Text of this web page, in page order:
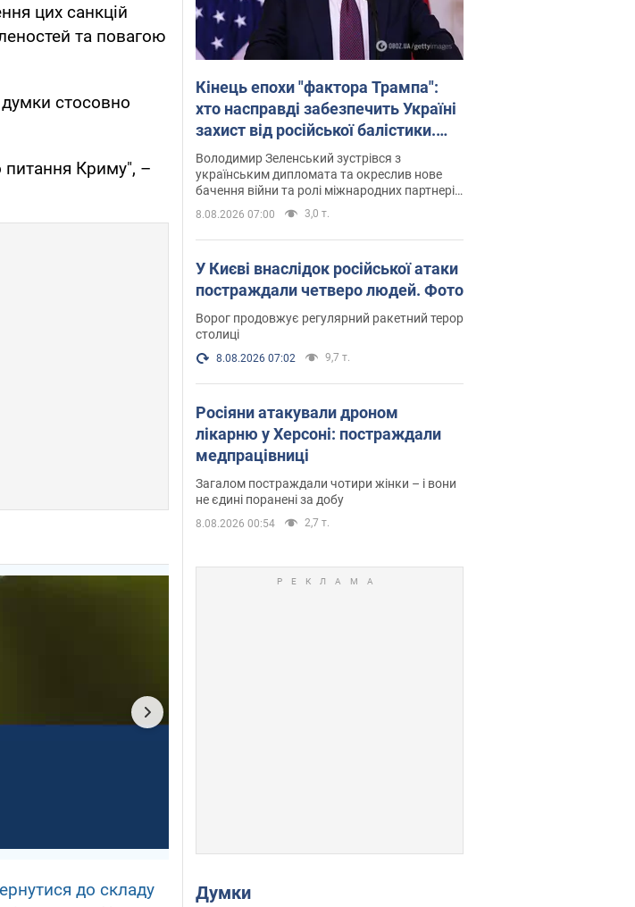
цих санкцій
та повагою
думки стосовно
Криму", –
до складу
Кінець епохи "фактора Трампа":
хто насправді забезпечить Україні
захист від російської балістики.
Інтерв’ю з Безсмертним
Володимир Зеленський зустрівся з
українським дипломата та окреслив нове
бачення війни та ролі міжнародних партнерів
у боротьбі з Росією
8.08.2026 07:00 3,0 т.
У Києві внаслідок російської атаки
постраждали четверо людей. Фото
Ворог продовжує регулярний ракетний терор
столиці
8.08.2026 07:02 9,7 т.
Росіяни атакували дроном
лікарню у Херсоні: постраждали
медпрацівниці
Загалом постраждали чотири жінки – і вони
не єдині поранені за добу
8.08.2026 00:54 2,7 т.
Думки